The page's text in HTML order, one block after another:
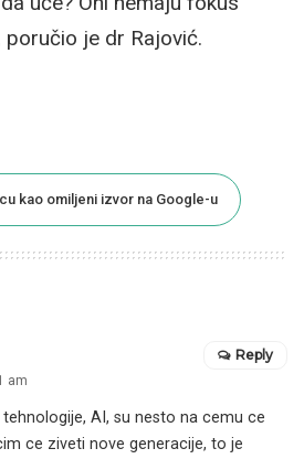
poručio je dr Rajović.
kao omiljeni izvor na Google-u
am
AI, su nesto na cemu ce
ce ziveti nove generacije, to je
Reply